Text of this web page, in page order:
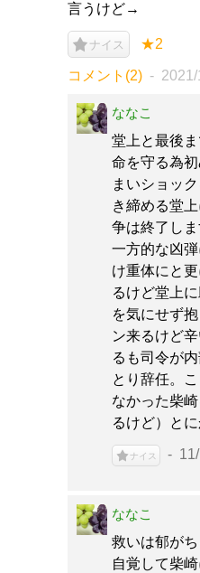
言うけど→
ナイス ★2
コメント(2)
ななこ
堂上と最後
命を守る為
まいショッ
き締める堂
争は終了し
一方的な凶
け重体にと
るけど堂上
を気にせず
ン来るけど
るも司令が
とり辞任。
なかった柴
るけど）と
ナイス
ななこ
救いは郁が
自覚して柴